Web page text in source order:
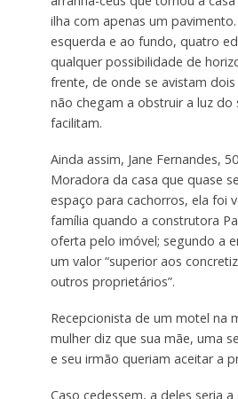
ilha com apenas um
esquerda e ao fundo, quatro
qualquer possibilidade de
frente, de onde se avistam
não chegam a obstruir a luz do
facilitam.
Ainda assim, Jane Fernandes,
Moradora da casa que quase
espaço para cachorros, ela foi
família quando a construtora
oferta pelo imóvel; segundo a
um valor “superior aos
outros proprietários”.
Recepcionista de um motel na
mulher diz que sua mãe, uma
e seu irmão queriam aceitar a
Caso cedessem, a deles seria a